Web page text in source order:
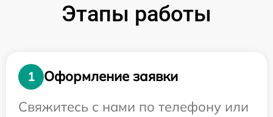
Этапы работы
1
Оформление заявки
Свяжитесь с нами по телефону или